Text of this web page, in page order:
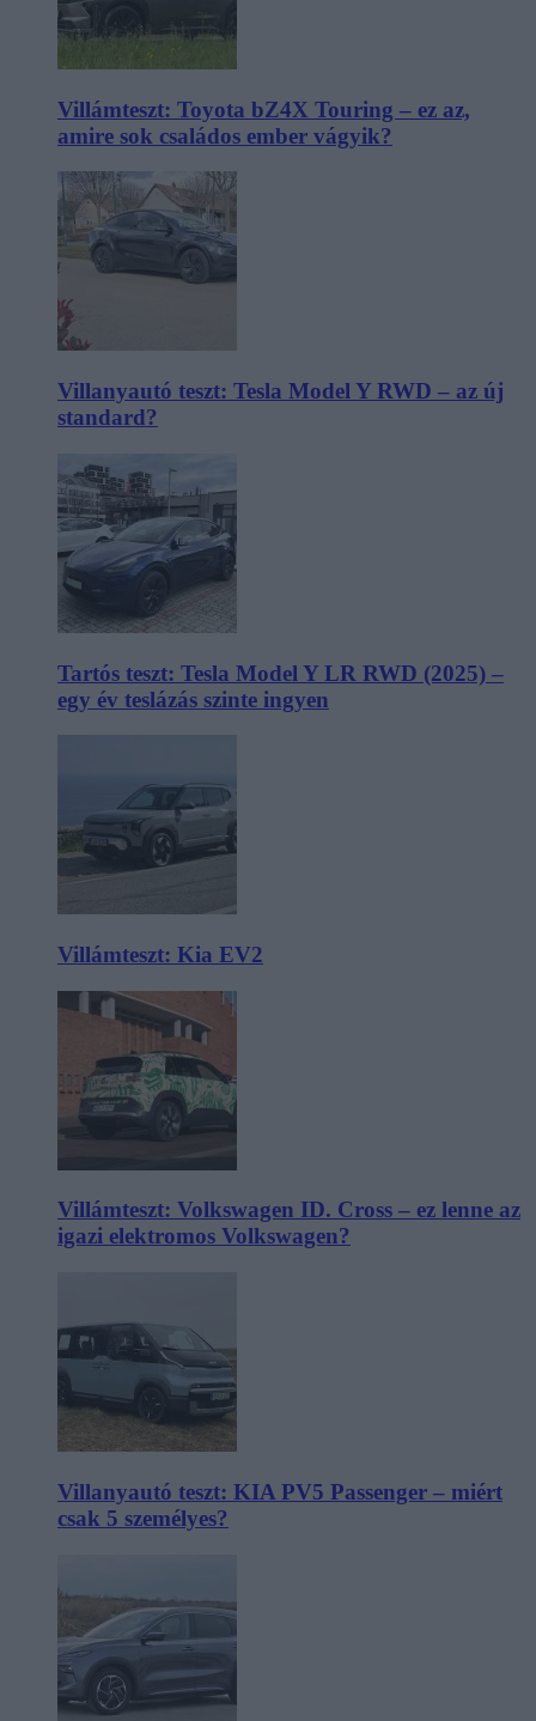
Villámteszt: Toyota bZ4X Touring – ez az,
amire sok családos ember vágyik?
Villanyautó teszt: Tesla Model Y RWD – az új
standard?
Tartós teszt: Tesla Model Y LR RWD (2025) –
egy év teslázás szinte ingyen
Villámteszt: Kia EV2
Villámteszt: Volkswagen ID. Cross – ez lenne az
igazi elektromos Volkswagen?
Villanyautó teszt: KIA PV5 Passenger – miért
csak 5 személyes?